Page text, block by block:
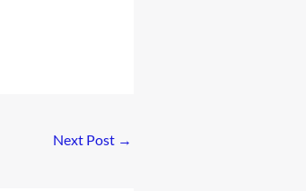
Next Post →